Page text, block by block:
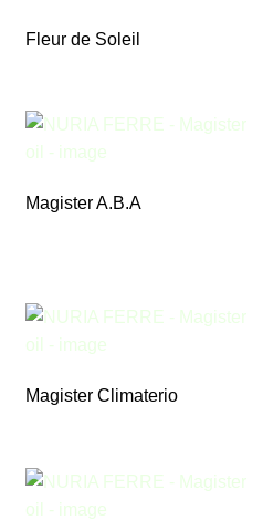
Fleur de Soleil
Magister A.B.A
Magister Climaterio